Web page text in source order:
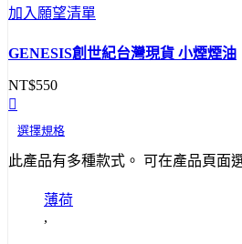
加入願望清單
GENESIS創世紀台灣現貨 小煙煙油
NT$550
選擇規格
此產品有多種款式。 可在產品頁面
薄荷
,